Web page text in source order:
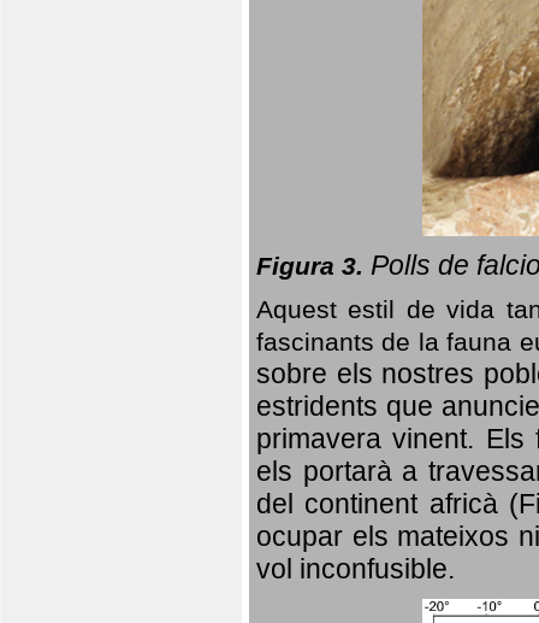
Figura 3. Polls de
Aquest estil de vida
fascinants de la fauna
sobre els nostres
estridents que
primavera vinent. Els
els portarà a
del continent africà
ocupar els mateixos
vol inconfusible.